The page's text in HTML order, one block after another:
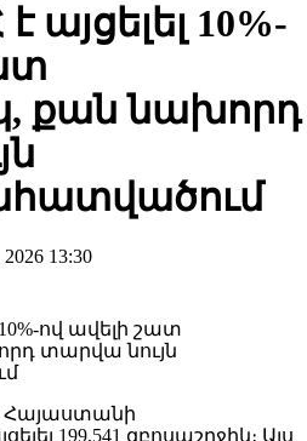
այցելել 10%-
քան նախորդ
13:30
Հայաստանի
199,541 զբոսաշրջիկ։ Այս